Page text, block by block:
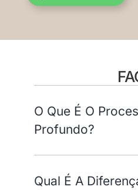
O Que É O
Profundo?
Qual É A